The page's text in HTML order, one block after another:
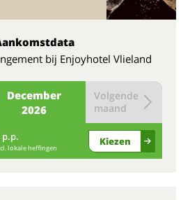
bij Enjoyhotel Vlieland
December
2026
Volgende
maand
p.p.
lokale heffingen
Kiezen